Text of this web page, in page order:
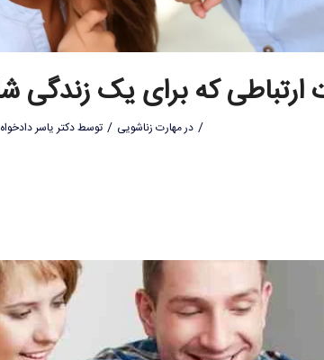
/ درمهارت زناشویی / توسطدکتر یاسر دادخواه